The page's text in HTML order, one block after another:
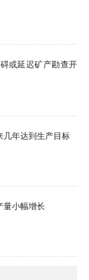
或延迟矿产勘查开
年达到生产目标
量小幅增长